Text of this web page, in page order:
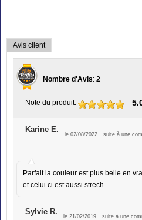
Avis client
Nombre d'Avis: 2
Note du produit:
Karine E.
le 02/08/2022 suite à une
Parfait la couleur est plus belle en
et celui ci est aussi strech.
Sylvie R.
le 21/02/2019 suite à une